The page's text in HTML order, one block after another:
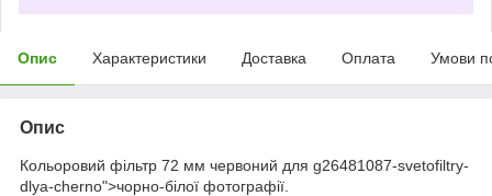
Опис Характеристики Доставка Оплата Умови
Опис
Кольоровий фільтр 72 мм червоний для g26481087-svetofiltry-
dlya-cherno">чорно-білої фотографії.